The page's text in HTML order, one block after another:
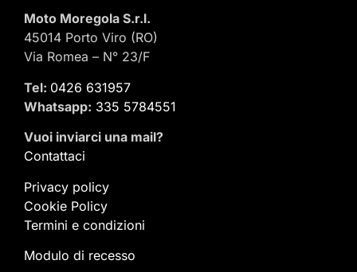
Moto Moregola S.r.l.
45014 Porto Viro (RO)
Via Romea – N° 23/F
Tel: 0426 631957
Whatsapp: 335 5784551
Vuoi inviarci una mail?
Contattaci
Privacy policy
Cookie Policy
Termini e condizioni
Modulo di recesso